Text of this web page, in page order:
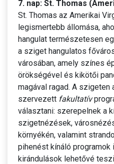
7. nap: St. Thomas
St. Thomas az Amerikai
legismertebb állomása,
hangulat természetesen
a sziget hangulatos
városában, amely színes
örökségével és kikötői
magával ragad. A szigeten
szervezett fakultatív
választani: szerepelnek a
szigetnézések,
környékén, valamint
pihenést kínáló programok
kirándulások lehetővé